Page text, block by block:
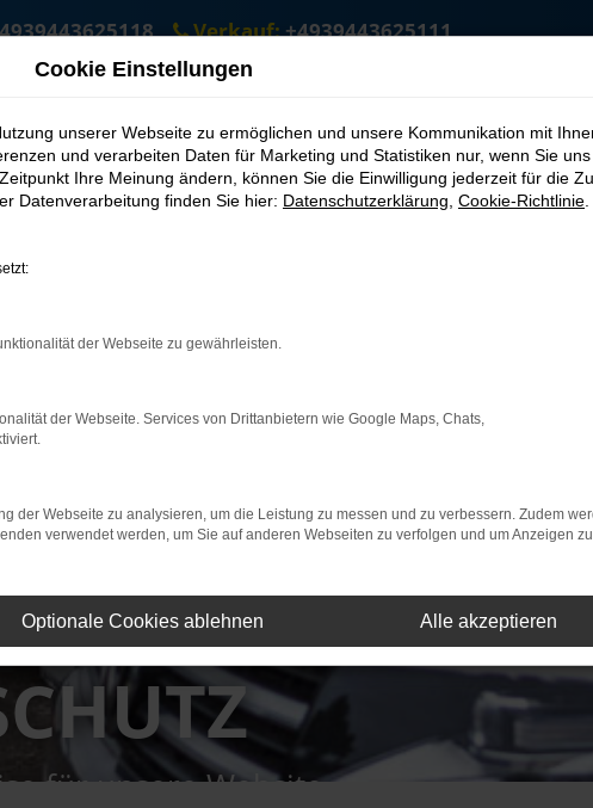
Verkauf:+4939443625111
für unsere Website
Cookie Einstellungen
unserer Webseite zu ermöglichen und unsere Kommunikation mit
und verarbeiten Daten für Marketing und Statistiken nur, wenn Sie
Ihre Meinung ändern, können Sie die Einwilligung jederzeit für die
Datenverarbeitung finden Sie hier: Datenschutzerklärung Cookie-Richtlinie
der Webseite zu gewährleisten.
der Webseite. Services von Drittanbietern wie Google Maps, Chats,
der Webseite zu analysieren, um die Leistung zu messen und zu verbessern. Zudem
verwendet werden, um Sie auf anderen Webseiten zu verfolgen und um Anzeigen
Optionale Cookies ablehnen Alle akzeptieren